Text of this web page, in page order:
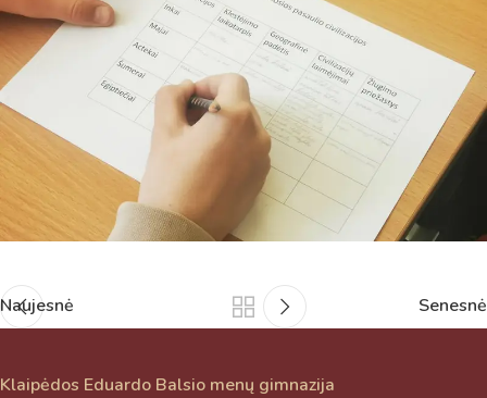
Naujesnė Senesnė
Klaipėdos Eduardo Balsio menų gimnazija